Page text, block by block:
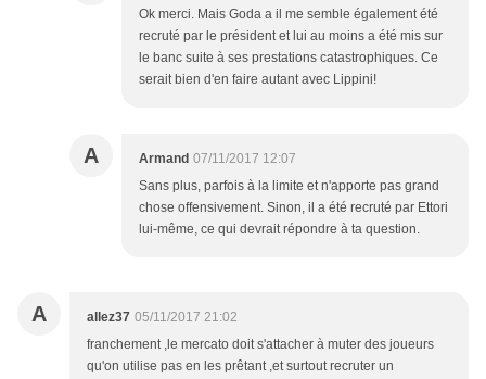
Ok merci. Mais Goda a il me semble également été
recruté par le président et lui au moins a été mis sur
le banc suite à ses prestations catastrophiques. Ce
serait bien d'en faire autant avec Lippini!
A Armand 07/11/2017 12:07
Sans plus, parfois à la limite et n'apporte pas grand
chose offensivement. Sinon, il a été recruté par Ettori
lui-même, ce qui devrait répondre à ta question.
A allez37 05/11/2017 21:02
franchement ,le mercato doit s'attacher à muter des joueurs
qu'on utilise pas en les prêtant ,et surtout recruter un